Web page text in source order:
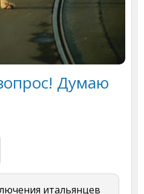
Думаю
итальянцев